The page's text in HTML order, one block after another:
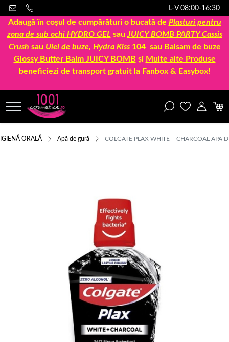
L-V 08:00-16:30
Adaugă în coșul de cumpărături o bucată de Plasturi pentru
zona de sub ochi HYDRO GEL sau JUICY BOMB PARTY Cassis
Crush sau Ulei de buze, Hydra Kiss 104sau Balsam de buze
Glossy Butter Balm JUICY BOMB și Multe alte Produse
beneficiezi de transport gratuit la Fanbox & Easybox!
IGIENĂ ORALĂ Apă de gură COLGATE PLAX WHITE + CHARCOAL APA